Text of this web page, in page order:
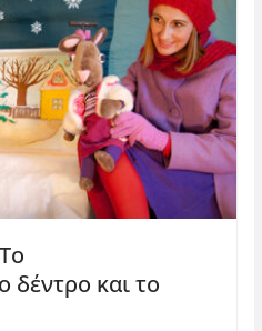
δέντρο και το